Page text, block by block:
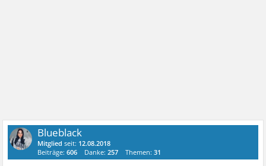
Blueblack
Mitglied seit: 12.08.2018
Beiträge:606 Danke:257 Themen:31